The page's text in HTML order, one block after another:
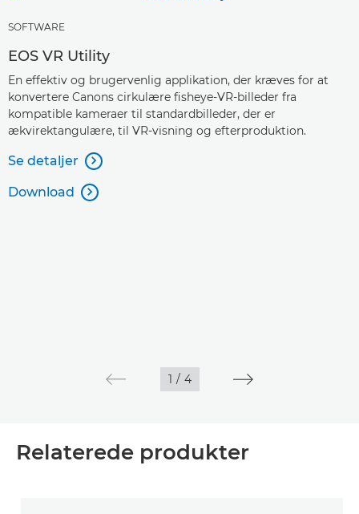
SOFTWARE
EOS VR Utility
En effektiv og brugervenlig applikation, der kræves for at
konvertere Canons cirkulære fisheye-VR-billeder fra
kompatible kameraer til standardbilleder, der er
ækvirektangulære, til VR-visning og efterproduktion.
Se detaljer 
Download 
1 / 4
Relaterede produkter